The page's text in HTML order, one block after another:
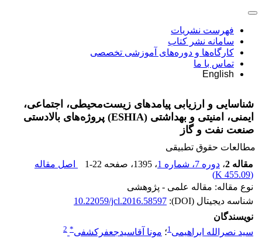
فهرست نشریات
سامانه نشر کتاب
کارگاه‌ها و دوره‌های آموزشی تخصصی
تماس با ما
English
شناسایی و ارزیابی پیامدهای زیست‌محیطی، اجتماعی،
ایمنی، امنیتی و بهداشتی (ESHIA) پروژه‌های بالادستی
صنعت نفت و گاز
مطالعات حقوق تطبیقی
مقاله 2
، دوره 7، شماره 1 ، 1395 ، صفحه 1-22
اصل مقاله
(
455.09 K
)
نوع مقاله: مقاله علمی - پژوهشی
شناسه دیجیتال (DOI):
10.22059/jcl.2016.58597
نویسندگان
سید نصرالله ابراهیمی1؛ مونا آقاسیدجعفرکشفی*
2